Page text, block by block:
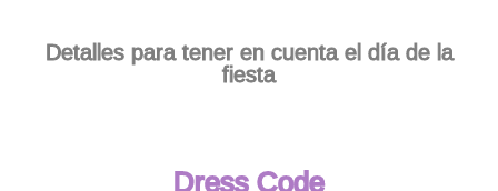
Detalles para tener en cuenta el día de la
fiesta
Dress Code